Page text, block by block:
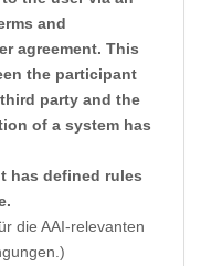
and
agreement. This
the participant
party and the
of a system has
has defined rules
die AAI-relevanten